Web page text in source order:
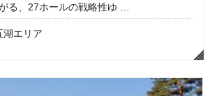
る、27ホールの戦略性ゆ …
湖エリア